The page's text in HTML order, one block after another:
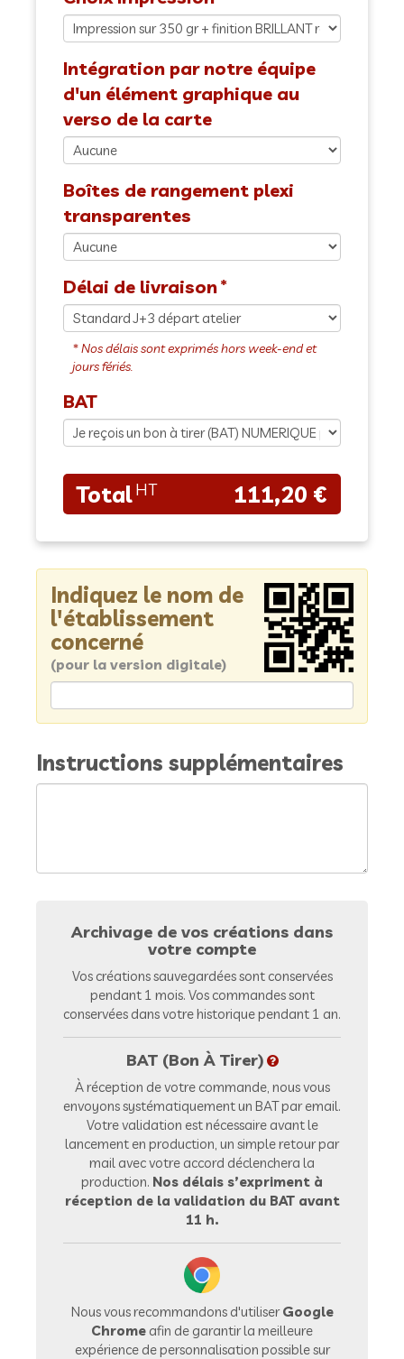
Intégration par notre équipe
d'un élément graphique au
verso de la carte
Boîtes de rangement plexi
transparentes
Délai de livraison
BAT
111,20 €
Indiquez le nom de
l'établissement
concerné
(pour la version digitale)
Instructions supplémentaires
Archivage de vos créations dans
votre compte
Vos créations sauvegardées sont conservées
pendant 1 mois. Vos commandes sont
conservées dans votre historique pendant 1 an.
BAT (Bon À Tirer)
À réception de votre commande, nous vous
envoyons systématiquement un BAT par email.
Votre validation est nécessaire avant le
lancement en production, un simple retour par
mail avec votre accord déclenchera la
production. Nos délais s’expriment à
réception de la validation du BAT avant
11 h.
Nous vous recommandons d'utiliserGoogle
Chrome afin de garantir la meilleure
expérience de personnalisation possible sur